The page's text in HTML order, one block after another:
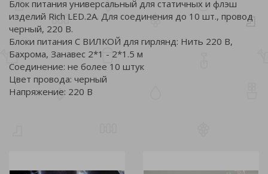
Блок питания универсальный для статичных и флэш
изделий Rich LED.2А. Для соединения до 10 шт., провод
черный, 220 В.
Блоки питания С ВИЛКОЙ для гирлянд: Нить 220 В,
Бахрома, Занавес 2*1 - 2*1.5 м
Соединение: не более 10 штук
Цвет провода: черный
Напряжение: 220 В